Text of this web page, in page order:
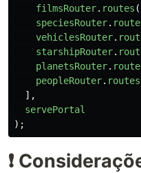
filmsRouter. routes
speciesRouter.
vehiclesRouter.
starshipRouter.
planetsRouter.
peopleRouter. routes
],
servePortal
);
❗